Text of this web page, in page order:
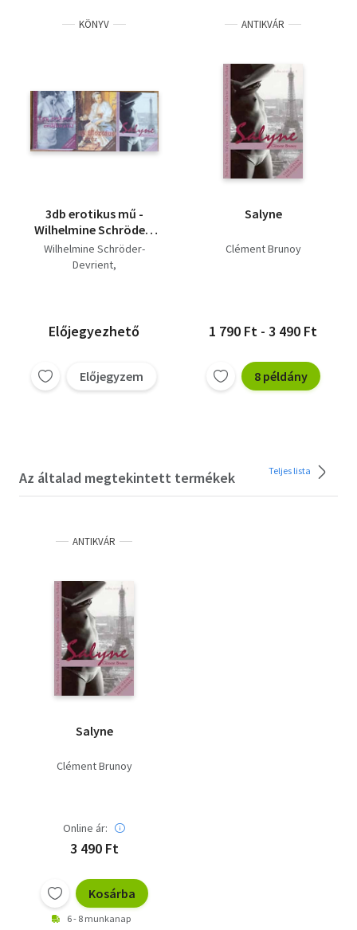
KÖNYV
3db erotikus mű -
Wilhelmine Schröder-
Devrient-Egy énekesnő
emlékiratai, A
Wilhelmine Schröder-
Devrient
Előjegyezhető
Előjegyzem
ANTIKVÁR
Salyne
Clément Brunoy
1 790 Ft - 3 490 Ft
8 példány
Az általad megtekintett termékek Teljes lista
ANTIKVÁR
Salyne
Clément Brunoy
Online ár:
3 490 Ft
Kosárba
6 - 8 munkanap